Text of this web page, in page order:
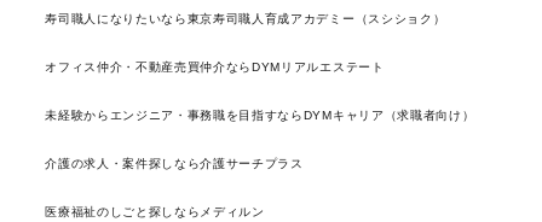
寿司職人になりたいなら東京寿司職人育成アカデミー（スシショク）
オフィス仲介・不動産売買仲介ならDYMリアルエステート
未経験からエンジニア・事務職を目指すならDYMキャリア（求職者向け）
介護の求人・案件探しなら介護サーチプラス
医療福祉のしごと探しならメディルン